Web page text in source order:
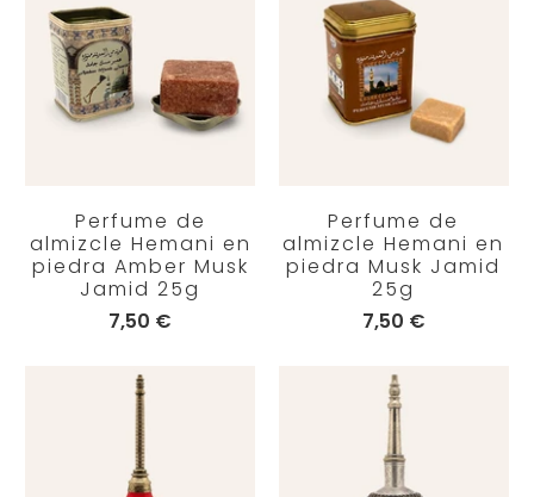
Perfume de
almizcle Hemani en
piedra Amber Musk
Jamid 25g
7,50 €
Perfume de
almizcle Hemani en
piedra Musk Jamid
25g
7,50 €